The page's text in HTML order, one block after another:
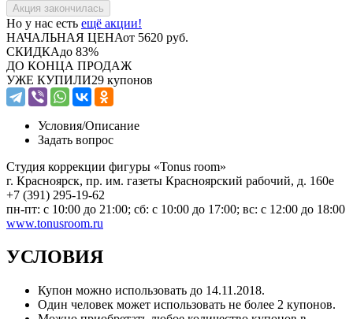
Но у нас есть ещё акции!
НАЧАЛЬНАЯ ЦЕНАот 5620 руб.
СКИДКАдо 83%
ДО КОНЦА ПРОДАЖ
УЖЕ КУПИЛИ29 купонов
Условия/Описание
Задать вопрос
Студия коррекции фигуры «Tonus room»
г. Красноярск, пр. им. газеты Красноярский рабочий, д. 160е
+7 (391) 295-19-62
пн-пт: с 10:00 до 21:00; сб: с 10:00 до 17:00; вс: с 12:00 до 18:00
www.tonusroom.ru
УСЛОВИЯ
Купон можно использовать до 14.11.2018.
Один человек может использовать не более 2 купонов.